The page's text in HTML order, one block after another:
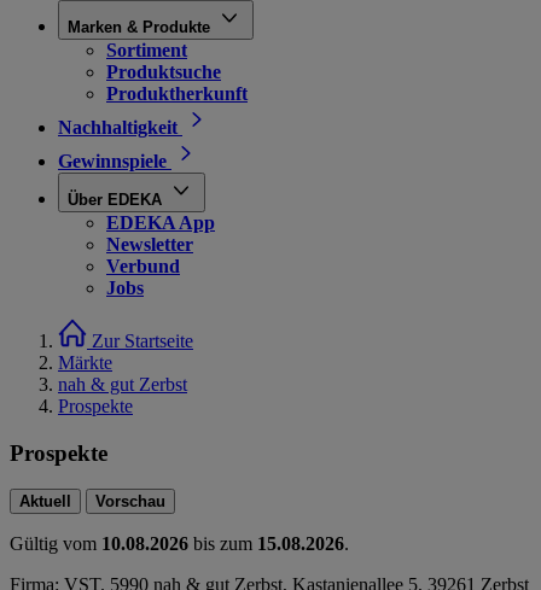
Marken & Produkte
Sortiment
Produktsuche
Produktherkunft
Nachhaltigkeit
Gewinnspiele
Über EDEKA
EDEKA App
Newsletter
Verbund
Jobs
Zur Startseite
Märkte
nah & gut Zerbst
Prospekte
Prospekte
Aktuell Vorschau
Gültig vom 10.08.2026 bis zum 15.08.2026.
Firma: VST. 5990 nah & gut Zerbst, Kastanienallee 5, 39261 Zerbst